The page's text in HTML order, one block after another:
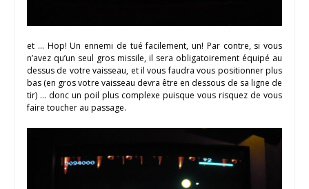
et … Hop! Un ennemi de tué facilement, un! Par contre, si vous
n’avez qu’un seul gros missile, il sera obligatoirement équipé au
dessus de votre vaisseau, et il vous faudra vous positionner plus
bas (en gros votre vaisseau devra être en dessous de sa ligne de
tir) … donc un poil plus complexe puisque vous risquez de vous
faire toucher au passage.